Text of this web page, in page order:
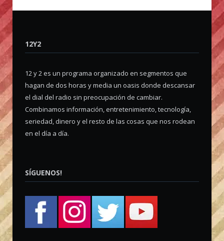
12Y2
12 y 2 es un programa organizado en segmentos que
hagan de dos horas y media un oasis donde descansar
el dial del radio sin preocupación de cambiar.
Combinamos información, entretenimiento, tecnología,
seriedad, dinero y el resto de las cosas que nos rodean
en el día a día.
SÍGUENOS!